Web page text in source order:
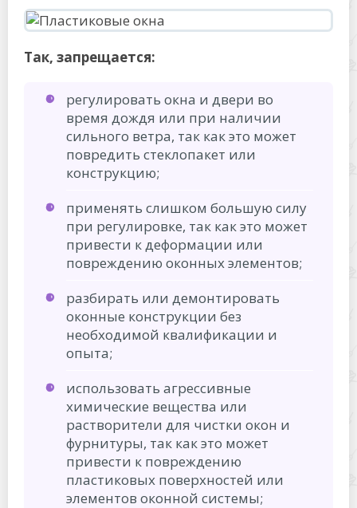
Так, запрещается:
регулировать окна и двери во
время дождя или при наличии
сильного ветра, так как это может
повредить стеклопакет или
конструкцию;
применять слишком большую силу
при регулировке, так как это может
привести к деформации или
повреждению оконных элементов;
разбирать или демонтировать
оконные конструкции без
необходимой квалификации и
опыта;
использовать агрессивные
химические вещества или
растворители для чистки окон и
фурнитуры, так как это может
привести к повреждению
пластиковых поверхностей или
элементов оконной системы;